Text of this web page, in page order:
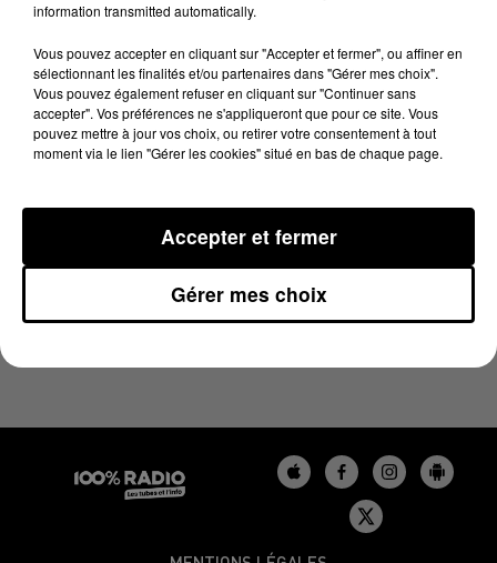
12 juin 2023 - 4 min 19 sec
LES INFOS DU GERS DU 12/06/2023 À 07H00
information transmitted automatically.
Vous pouvez accepter en cliquant sur "Accepter et fermer", ou affiner en
sélectionnant les finalités et/ou partenaires dans "Gérer mes choix".
Vous pouvez également refuser en cliquant sur "Continuer sans
accepter". Vos préférences ne s'appliqueront que pour ce site. Vous
pouvez mettre à jour vos choix, ou retirer votre consentement à tout
moment via le lien "Gérer les cookies" situé en bas de chaque page.
Gérer mes choix
Accepter et fermer